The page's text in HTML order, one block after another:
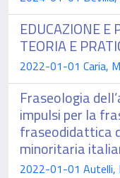
EDUCAZIONE E
TEORIA E
2022-01-01 Caria,
Fraseologia
impulsi per la
fraseodidattica
minoritaria
2022-01-01 Autelli,